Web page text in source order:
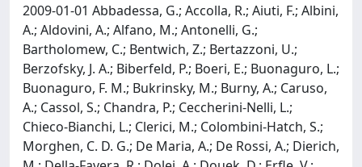
2009-01-01 Abbadessa, G.; Accolla, R.; Aiuti, F.; Albini,
A.; Aldovini, A.; Alfano, M.; Antonelli, G.;
Bartholomew, C.; Bentwich, Z.; Bertazzoni, U.;
Berzofsky, J. A.; Biberfeld, P.; Boeri, E.; Buonaguro, L.;
Buonaguro, F. M.; Bukrinsky, M.; Burny, A.; Caruso,
A.; Cassol, S.; Chandra, P.; Ceccherini-Nelli, L.;
Chieco-Bianchi, L.; Clerici, M.; Colombini-Hatch, S.;
Morghen, C. D. G.; De Maria, A.; De Rossi, A.; Dierich,